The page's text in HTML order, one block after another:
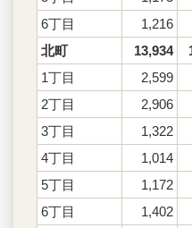
6丁目
1,216
北町
13,934
1丁目
2,599
2丁目
2,906
3丁目
1,322
4丁目
1,014
5丁目
1,172
6丁目
1,402